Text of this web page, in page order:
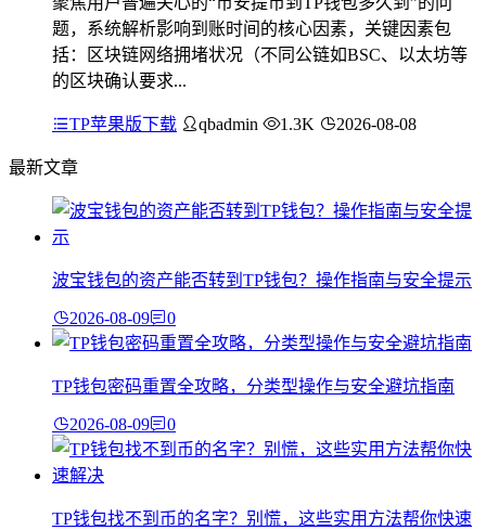
题，系统解析影响到账时间的核心因素，关键因素包
括：区块链网络拥堵状况（不同公链如BSC、以太坊等
的区块确认要求...
TP苹果版下载 qbadmin 1.3K 2026-08-08
最新文章
波宝钱包的资产能否转到TP钱包？操作指南与安全提示
2026-08-09 0
TP钱包密码重置全攻略，分类型操作与安全避坑指南
2026-08-09 0
TP钱包找不到币的名字？别慌，这些实用方法帮你快速